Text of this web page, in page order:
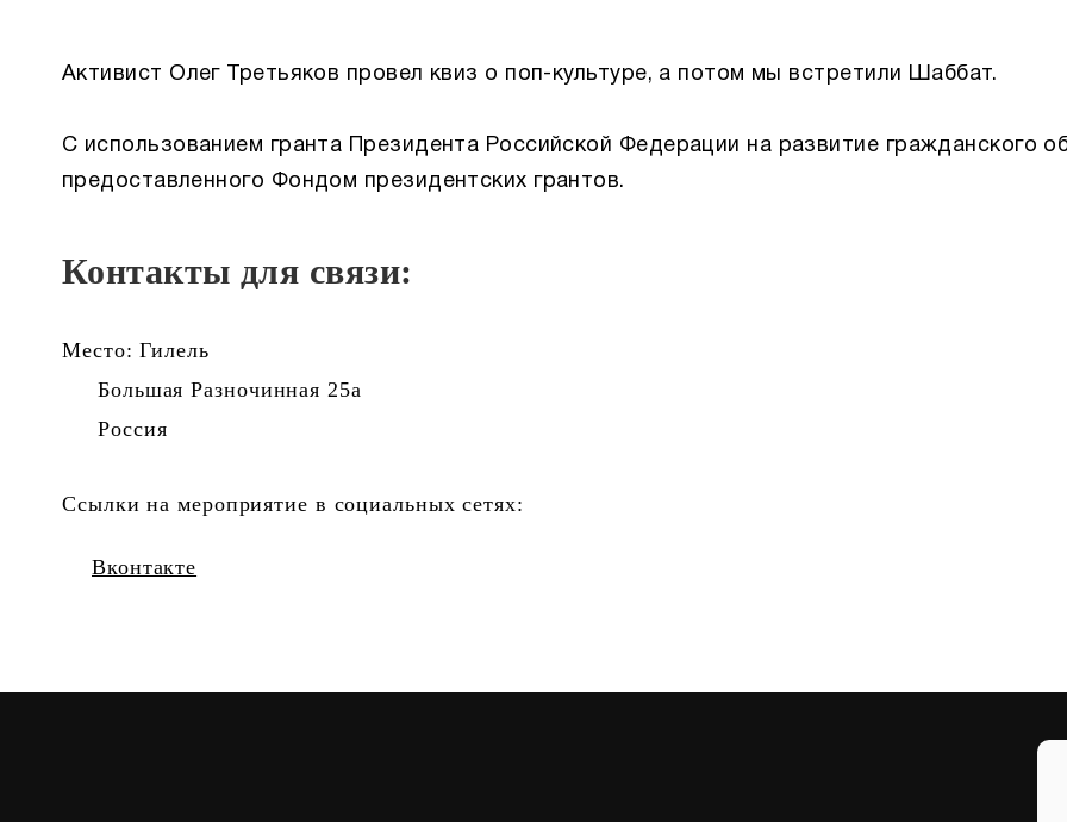
Активист Олег Третьяков провел квиз о поп-культуре, а потом мы встретили Шаббат.
C использованием гранта Президента Российской Федерации на развитие гражданского
предоставленного Фондом президентских грантов.
Контакты для связи:
Место: Гилель
Большая Разночинная 25а
Россия
Ссылки на мероприятие в социальных сетях:
Вконтакте